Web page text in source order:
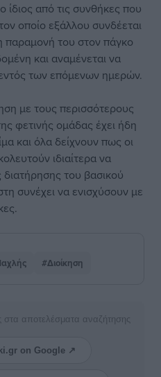
ίδιος από τις συνθήκες που
οποίο εξάλλου συνδέεται
παραμονή του στον πάγκο
και αναμένεται να
των επόμενων ημερών.
με τους περισσότερους
φετινής ομάδας έχει ήδη
και όλα δείχνουν πως οι
ιδιαίτερα να
του βασικού
συνέχει να ενισχύσουν με
#Διοίκηση
στα αποτελέσματα αναζήτησης
on Google ↗